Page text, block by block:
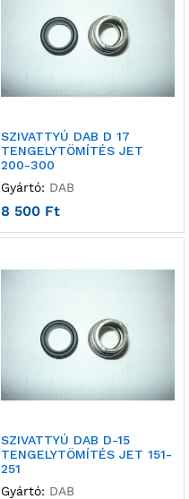
SZIVATTYÚ DAB D 17
TENGELYTÖMÍTÉS JET
200-300
Gyártó: DAB
8 500 Ft
SZIVATTYÚ DAB D-15
TENGELYTÖMÍTÉS JET 151-
251
Gyártó: DAB